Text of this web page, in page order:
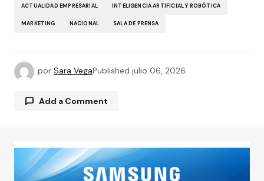
ACTUALIDAD EMPRESARIAL INTELIGENCIA ARTIFICIAL Y ROBÓTICA
MARKETING NACIONAL SALA DE PRENSA
por Sara VegaPublished julio 06, 2026
Add a Comment
Tu dirección de correo electrónico no será
publicada.Los campos obligatorios están
marcados con*